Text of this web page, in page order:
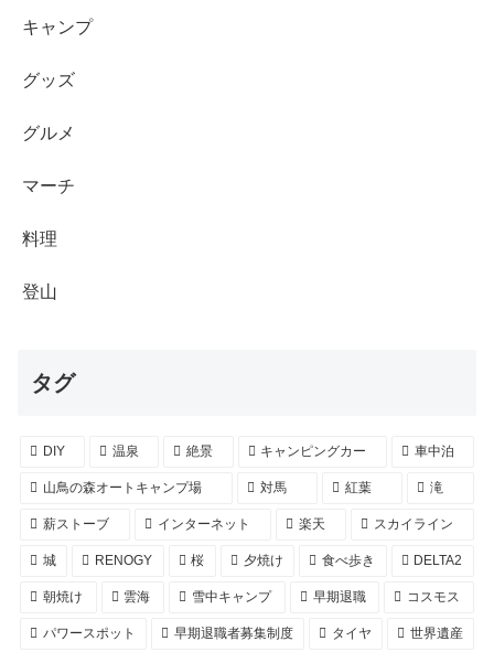
キャンプ
グッズ
グルメ
マーチ
料理
登山
タグ
DIY 温泉 絶景 キャンピングカー 車中泊
山鳥の森オートキャンプ場 対馬 紅葉 滝
薪ストーブ インターネット 楽天 スカイライン
城 RENOGY 桜 夕焼け 食べ歩き DELTA2
朝焼け 雲海 雪中キャンプ 早期退職 コスモス
パワースポット 早期退職者募集制度 タイヤ 世界遺産